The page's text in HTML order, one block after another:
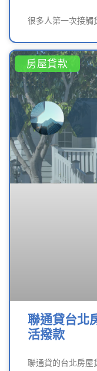
很多人第一次接觸
房屋貸款
聯通貸台北
活撥款
聯通貸的台北房屋